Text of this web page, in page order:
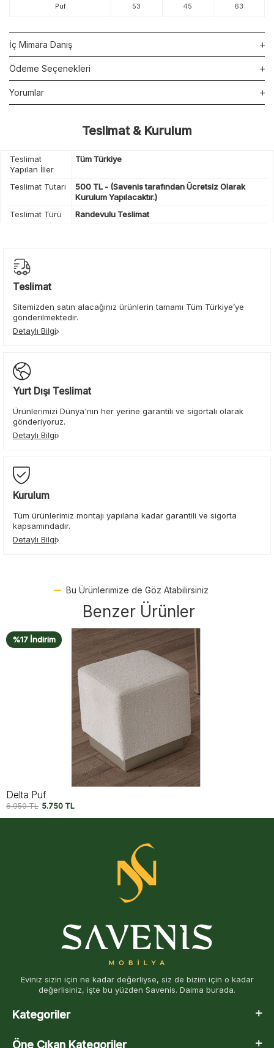
Puf 53 45 63
İç Mimara Danış
Ödeme Seçenekleri
Yorumlar
Teslimat & Kurulum
Teslimat
Yapılan İller
Tüm Türkiye
Teslimat Tutarı
500 TL - (Savenis tarafından Ücretsiz Olarak
Kurulum Yapılacaktır.)
Teslimat Türü
Randevulu Teslimat
Teslimat
Sitemizden satın alacağınız ürünlerin tamamı Tüm Türkiye’ye
gönderilmektedir.
Detaylı Bilgi
Yurt Dışı Teslimat
Ürünlerimizi Dünya'nın her yerine garantili ve sigortalı olarak
gönderiyoruz.
Detaylı Bilgi
Kurulum
Tüm ürünlerimiz montajı yapılana kadar garantili ve sigorta
kapsamındadır.
Detaylı Bilgi
Bu Ürünlerimize de Göz Atabilirsiniz
Benzer Ürünler
%18 İndirim
Electra Puf
7.950TL 6.500
Eviniz sizin için ne kadar değerliyse, siz de bizim için o kadar
değerlisiniz, işte bu yüzden Savenis. Daima burada.
Kategoriler
Öne Çıkan Kategoriler